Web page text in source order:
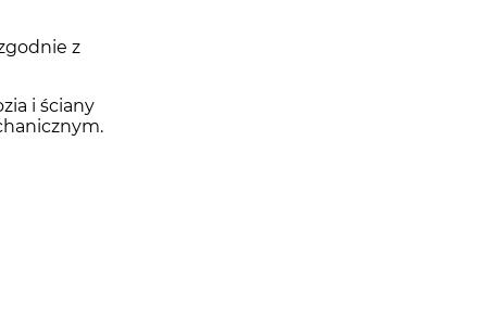
z
i ściany